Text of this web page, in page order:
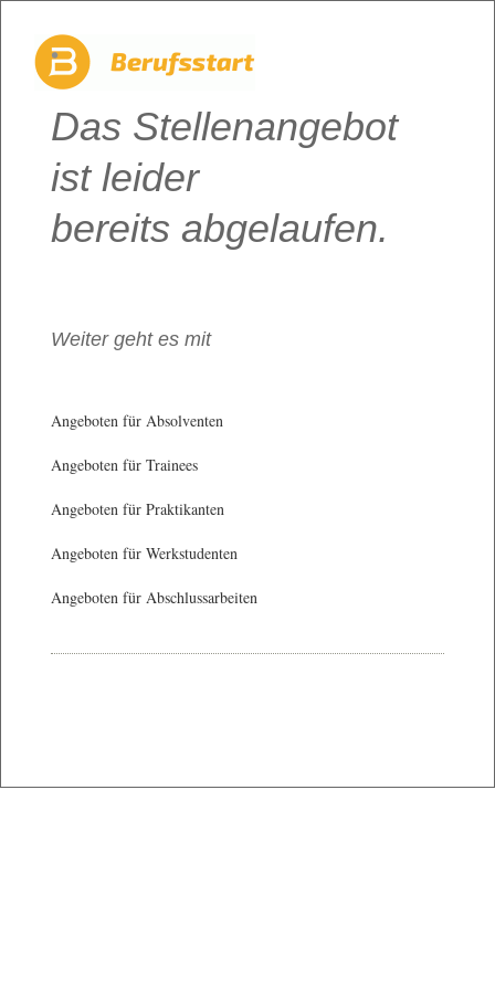
Das Stellenangebot
ist leider
bereits abgelaufen.
Weiter geht es mit
Angeboten für Absolventen
Angeboten für Trainees
Angeboten für Praktikanten
Angeboten für Werkstudenten
Angeboten für Abschlussarbeiten